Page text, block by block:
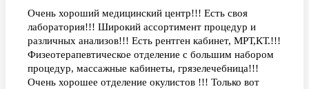
Очень хороший медицинский центр!!! Есть своя
лаборатория!!! Широкий ассортимент процедур и
различных анализов!!! Есть рентген кабинет, МРТ,КТ.!!!
Физеотерапевтическое отделение с большим набором
процедур, массажные кабинеты, грязелечебница!!!
Очень хорошее отделение окулистов !!! Только вот